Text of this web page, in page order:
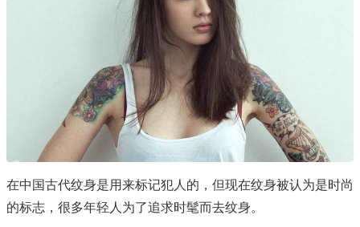
在中国古代纹身是用来标记犯人的，但现在纹身被认为是时尚
的标志，很多年轻人为了追求时髦而去纹身。